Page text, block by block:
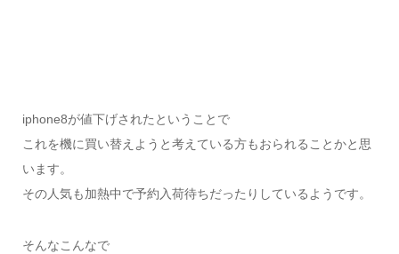
iphone8が値下げされたということで
これを機に買い替えようと考えている方もおられることかと思
います。
その人気も加熱中で予約入荷待ちだったりしているようです。
そんなこんなで